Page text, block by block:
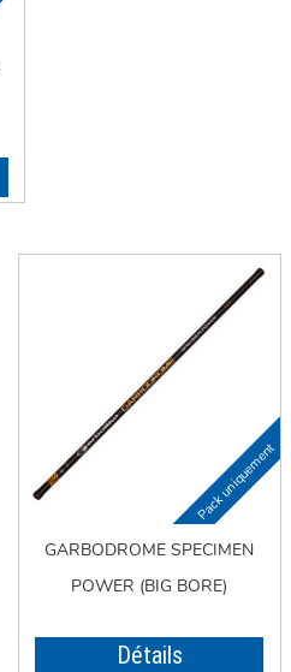
GARBODROME SPECIMEN
POWER (BIG BORE)
Détails